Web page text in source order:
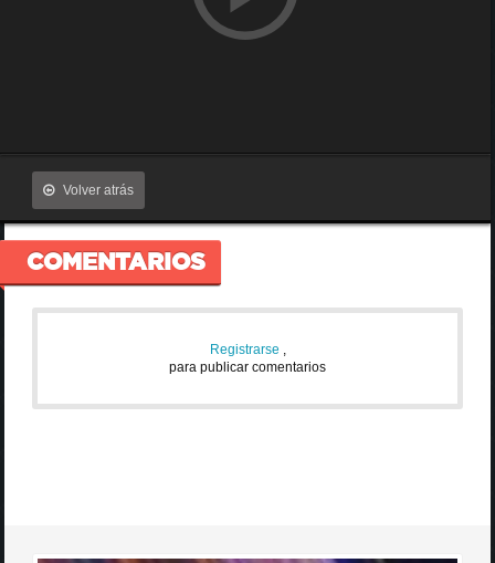
Volver atrás
COMENTARIOS
Registrarse ,
para publicar comentarios